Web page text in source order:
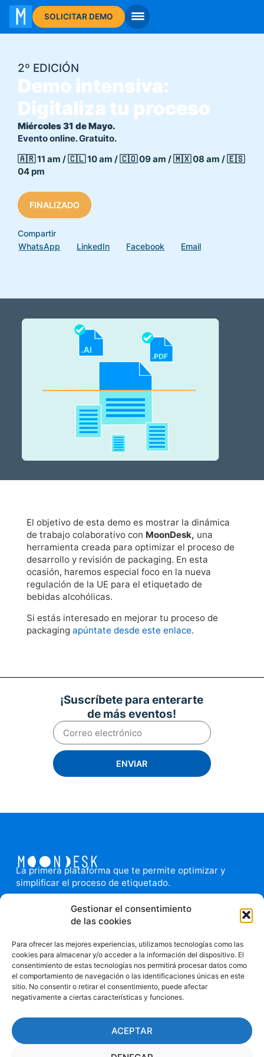
Gestionar el consentimiento
de las cookies
Para ofrecer las mejores experiencias, utilizamos tecnologías como las
cookies para almacenar y/o acceder a la información del dispositivo. El
consentimiento de estas tecnologías nos permitirá procesar datos como
el comportamiento de navegación o las identificaciones únicas en este
sitio. No consentir o retirar el consentimiento, puede afectar
negativamente a ciertas características y funciones.
ACEPTAR
SOLICITAR DEMO
2º EDICIÓN
Demo intensiva:
Digitaliza tu proceso
Miércoles 31 de Mayo.
Evento online. Gratuito.
🇦🇷 11 am / 🇨🇱 10 am / 🇨🇴 09 am / 🇲🇽 08 am / 🇪🇸
04 pm
FINALIZADO
Compartir
WhatsApp
LinkedIn Facebook Email
El objetivo de esta demo es mostrar la dinámica
de trabajo colaborativo con MoonDesk, una
herramienta creada para optimizar el proceso de
desarrollo y revisión de packaging. En esta
ocasión, haremos especial foco en la nueva
regulación de la UE para el etiquetado de
bebidas alcohólicas.
Si estás interesado en mejorar tu proceso de
packaging apúntate desde este enlace.
¡Suscríbete para enterarte
de más eventos!
ENVIAR
Privacida
Cookies
La primera plataforma que te permite optimizar y
simplificar el proceso de etiquetado.
El aliado tecnológico de tu equipo: Integra
proveedores, equipos e imprenta facilitando la fluidez
en la comunicación y la sincronía de las tareas. Agiliza
y permite la trazabilidad de las tareas relacionadas
con el diseño de packaging. Todo en un solo lugar.